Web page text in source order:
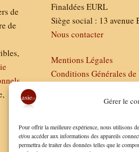
Gérer le
Pour offrir la meilleure expérience, nous utilisons
et/ou accéder aux informations des appareils
permettra de traiter des données telles que le
de
de
Finaldées EURL
Siège social : 13 avenue
Nous contacter
Mentions Légales
Conditions Générales de